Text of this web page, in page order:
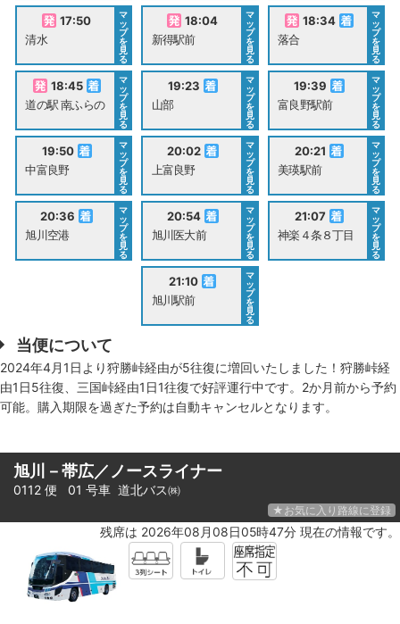
17:50
清水
マ
ッ
プ
を
見
る
18:04
新得駅前
マ
ッ
プ
を
見
る
18:34
落合
マ
ッ
プ
を
見
る
18:45
道の駅 南ふらの
マ
ッ
プ
を
見
る
19:23
山部
マ
ッ
プ
を
見
る
19:39
富良野駅前
マ
ッ
プ
を
見
る
19:50
中富良野
マ
ッ
プ
を
見
る
20:02
上富良野
マ
ッ
プ
を
見
る
20:21
美瑛駅前
マ
ッ
プ
を
見
る
20:36
旭川空港
マ
ッ
プ
を
見
る
20:54
旭川医大前
マ
ッ
プ
を
見
る
21:07
神楽４条８丁目
マ
ッ
プ
を
見
る
21:10
旭川駅前
マ
ッ
プ
を
見
る
当便について
2024年4月1日より狩勝峠経由が5往復に増回いたしました！狩勝峠経
由1日5往復、三国峠経由1日1往復で好評運行中です。2か月前から予約
可能。購入期限を過ぎた予約は自動キャンセルとなります。
旭川－帯広／ノースライナー
0112 便 01 号車 道北バス㈱
★お気に入り路線に登録
残席は 2026年08月08日05時47分 現在の情報です。